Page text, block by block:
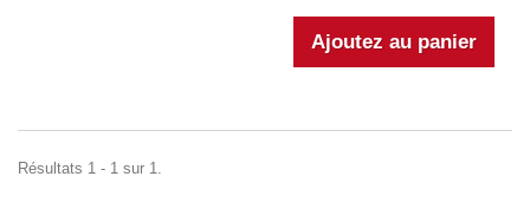
Résultats 1 - 1 sur 1.